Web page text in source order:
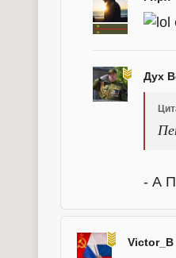
Дух
- А
Victor_B